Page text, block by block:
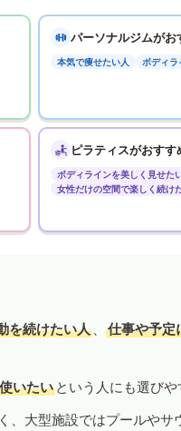
パーソナルジムがお
本気で痩せたい人 ボディラ
ピラティスがおすす
ボディラインを美しく見せた
女性だけの空間で楽しく続け
を続けたい人 、 仕事や予定
いたい という人にも選びや
大型施設ではプールやサ